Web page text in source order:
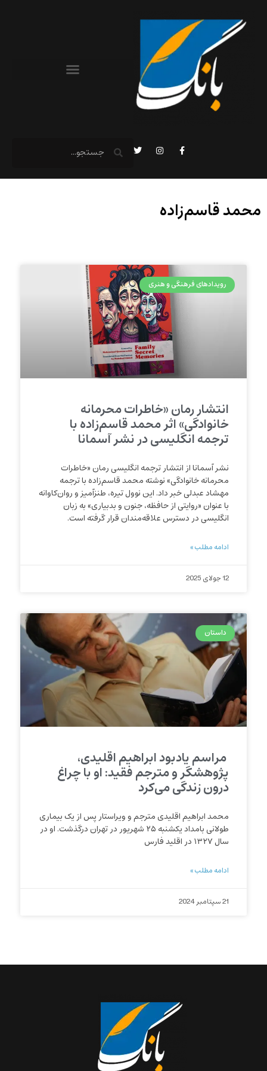
محمد قاسم‌زاده
رویدادهای فرهنگی و هنری
انتشار رمان «خاطرات محرمانه
خانوادگی» اثر محمد قاسم‌زاده با
ترجمه انگلیسی در نشر آسمانا
نشر آسمانا از انتشار ترجمه انگلیسی رمان «خاطرات
محرمانه خانوادگی» نوشته محمد قاسم‌زاده با ترجمه
مهشاد عبدلی خبر داد. این نوول تیره، طنزآمیز و روان‌کاوانه
با عنوان «روایتی از حافظه، جنون و بدبیاری» به زبان
انگلیسی در دسترس علاقه‌مندان قرار گرفته است.
ادامه مطلب »
12 جولای 2025
داستان
مراسم یادبود ابراهیم اقلیدی،
پژوهشگر و مترجم فقید: او با چراغ
درون زندگی می‌کرد
محمد ابراهیم اقلیدی مترجم و ویراستار پس از یک بیماری
طولانی بامداد یکشنبه ۲۵ شهریور در تهران درگذشت. او در
سال ۱۳۲۷ در اقلید فارس
ادامه مطلب »
21 سپتامبر 2024